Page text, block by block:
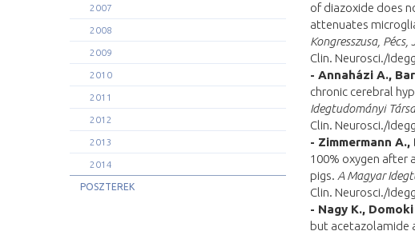
2007
2008
2009
2010
2011
2012
2013
2014
POSZTEREK
of diazoxide does
attenuates
Kongresszusa,
Clin. Neurosci./
- Annaházi A.,
chronic cerebral
Idegtudományi
Clin. Neurosci./
- Zimmermann A.,
100% oxygen after
pigs. A Magyar
Clin. Neurosci./
- Nagy K., Domoki
but acetazolamide